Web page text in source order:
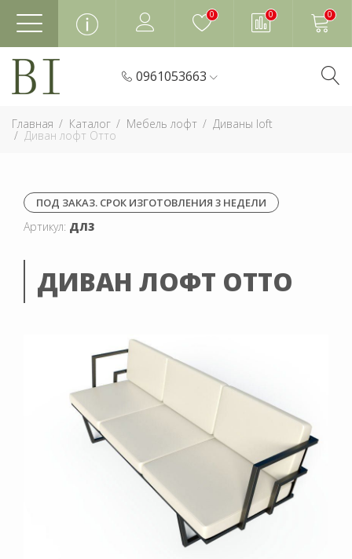
0 0 0
0961053663
Главная Каталог Мебель лофт Диваны loft
Диван лофт Отто
ПОД ЗАКАЗ. СРОК ИЗГОТОВЛЕНИЯ 3 НЕДЕЛИ
Артикул: ДЛ3
ДИВАН ЛОФТ ОТТО